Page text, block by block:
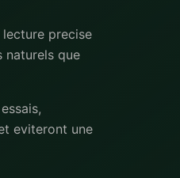
precise
naturels que
eviteront une